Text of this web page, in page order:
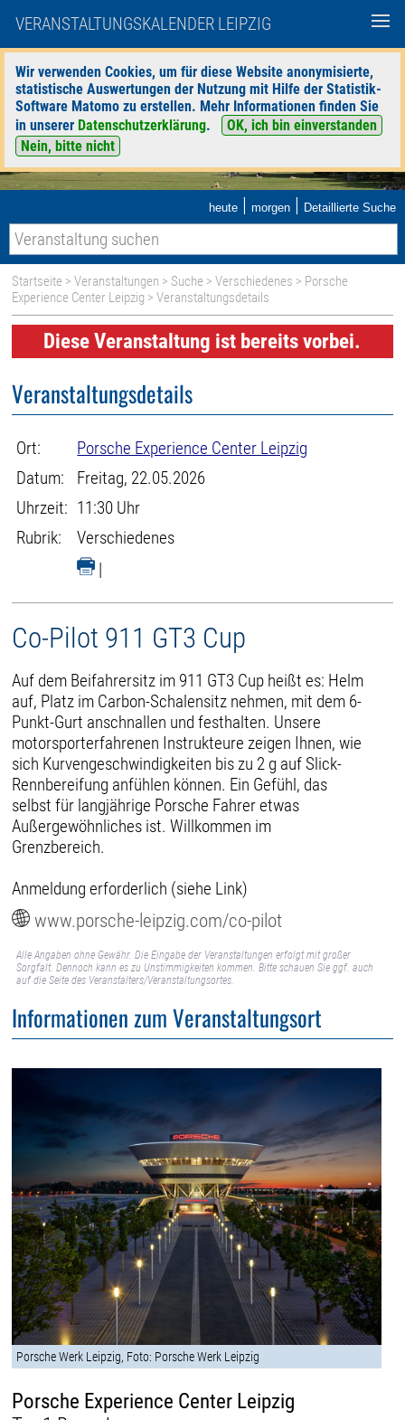
VERANSTALTUNGSKALENDER LEIPZIG
Wir verwenden Cookies, um für diese Website anonymisierte,
statistische Auswertungen der Nutzung mit Hilfe der Statistik-
Software Matomo zu erstellen. Mehr Informationen finden Sie
in unserer Datenschutzerklärung.
OK, ich bin einverstanden
Nein, bitte nicht
heute | morgen | Detaillierte Suche
Startseite >Veranstaltungen > Suche >Verschiedenes > Porsche
Experience Center Leipzig > Veranstaltungsdetails
Diese Veranstaltung ist bereits vorbei.
Veranstaltungsdetails
Ort:
Porsche Experience Center Leipzig
Datum:
Freitag, 22.05.2026
Uhrzeit: 11:30 Uhr
Rubrik:
Verschiedenes
|
Co-Pilot 911 GT3 Cup
Auf dem Beifahrersitz im 911 GT3 Cup heißt es: Helm
auf, Platz im Carbon-Schalensitz nehmen, mit dem 6-
Punkt-Gurt anschnallen und festhalten. Unsere
motorsporterfahrenen Instrukteure zeigen Ihnen, wie
sich Kurvengeschwindigkeiten bis zu 2 g auf Slick-
Rennbereifung anfühlen können. Ein Gefühl, das
selbst für langjährige Porsche Fahrer etwas
Außergewöhnliches ist. Willkommen im
Grenzbereich.
Anmeldung erforderlich (siehe Link)
www.porsche-leipzig.com/co-pilot
Alle Angaben ohne Gewähr. Die Eingabe der Veranstaltungen erfolgt mit großer
Sorgfalt. Dennoch kann es zu Unstimmigkeiten kommen. Bitte schauen Sie ggf. auch
auf die Seite des Veranstalters/Veranstaltungsortes.
Informationen zum Veranstaltungsort
Porsche Werk Leipzig, Foto: Porsche Werk Leipzig
Porsche Experience Center Leipzig